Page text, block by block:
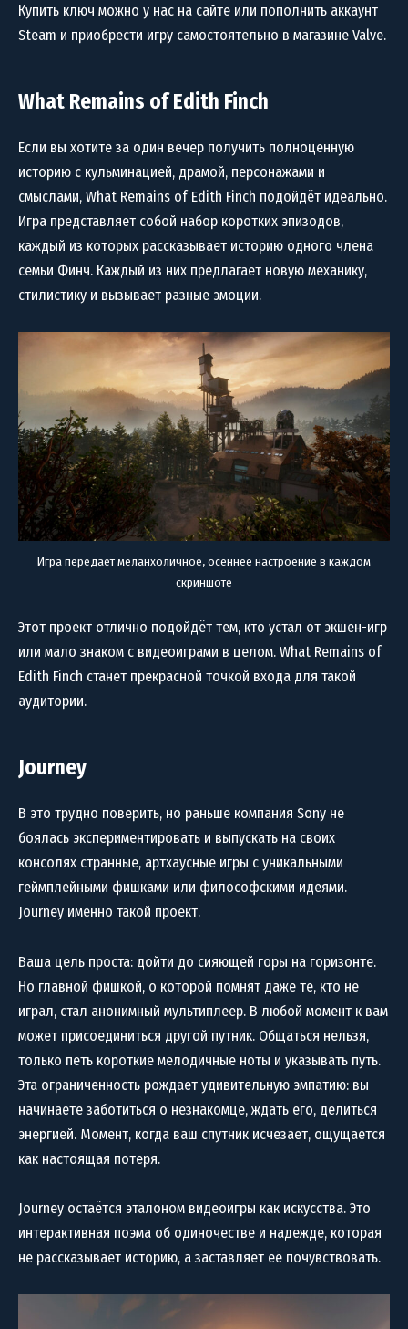
Купить ключ можно у нас на сайте или пополнить аккаунт
Steam и приобрести игру самостоятельно в магазине Valve.
What Remains of Edith Finch
Если вы хотите за один вечер получить полноценную
историю с кульминацией, драмой, персонажами и
смыслами, What Remains of Edith Finch подойдёт идеально.
Игра представляет собой набор коротких эпизодов,
каждый из которых рассказывает историю одного члена
семьи Финч. Каждый из них предлагает новую механику,
стилистику и вызывает разные эмоции.
Игра передает меланхоличное, осеннее настроение в каждом
скриншоте
Этот проект отлично подойдёт тем, кто устал от экшен-игр
или мало знаком с видеоиграми в целом. What Remains of
Edith Finch станет прекрасной точкой входа для такой
аудитории.
Journey
В это трудно поверить, но раньше компания Sony не
боялась экспериментировать и выпускать на своих
консолях странные, артхаусные игры с уникальными
геймплейными фишками или философскими идеями.
Journey именно такой проект.
Ваша цель проста: дойти до сияющей горы на горизонте.
Но главной фишкой, о которой помнят даже те, кто не
играл, стал анонимный мультиплеер. В любой момент к вам
может присоединиться другой путник. Общаться нельзя,
только петь короткие мелодичные ноты и указывать путь.
Эта ограниченность рождает удивительную эмпатию: вы
начинаете заботиться о незнакомце, ждать его, делиться
энергией. Момент, когда ваш спутник исчезает, ощущается
как настоящая потеря.
Journey остаётся эталоном видеоигры как искусства. Это
интерактивная поэма об одиночестве и надежде, которая
не рассказывает историю, а заставляет её почувствовать.